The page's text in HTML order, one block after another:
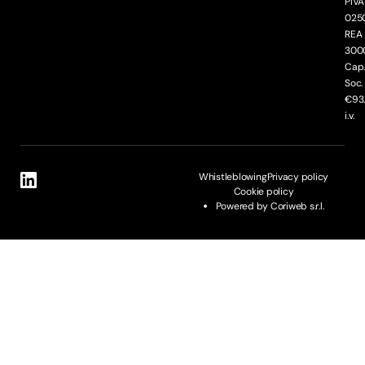
REA
Cap.
Soc.
i.v.
WhistleblowingPrivacy policy
Cookie policy
Powered by Coriweb s.r.l.